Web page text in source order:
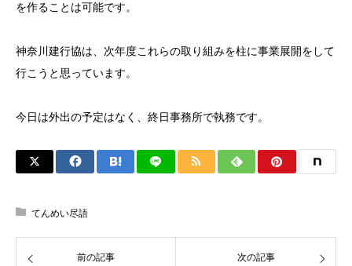
を作ることは可能です。
神奈川建行協は、次年度これらの取り組みを柱に事業展開をして
行こうと思っています。
今日は外出の予定はなく、終日事務所で執務です。
てんめい尽語
前の記事 次の記事